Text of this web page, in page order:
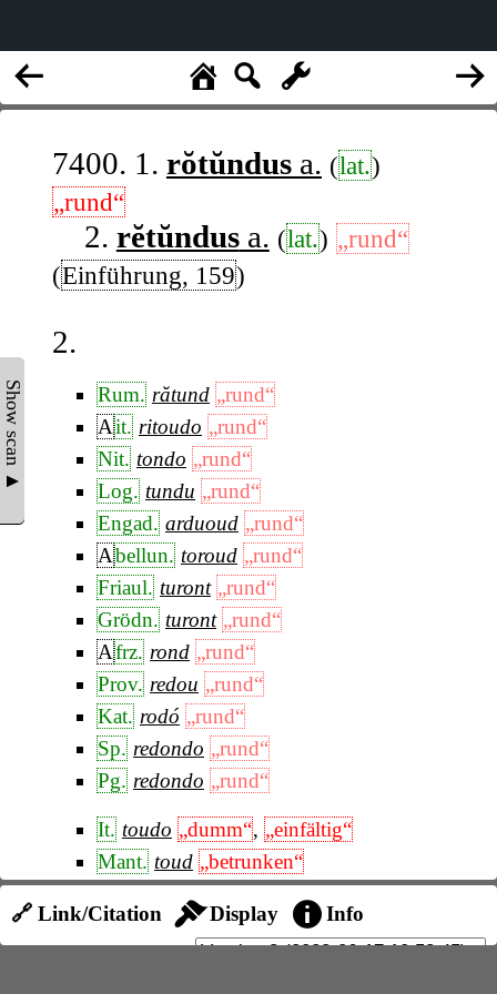
Show scan ▲
7400. 1. rŏtŭndus a. (lat.)
„rund“
2. rĕtŭndusa. (lat.) „rund“
(Einführung, 159)
2.
Rum. rătund „rund“
Ait. ritoudo „rund“
Nit. tondo „rund“
Log. tundu „rund“
Engad. arduoud „rund“
Abellun. toroud „rund“
Friaul. turont „rund“
Grödn. turont „rund“
Afrz. rond „rund“
Prov. redou „rund“
Kat. rodó „rund“
Sp. redondo „rund“
Pg. redondo „rund“
It. toudo „dumm“, „einfältig“
Mant. toud „betrunken“
Piem. arioudin „Kleie“
Piac. ardond „Kleie“ Huonder, RF., 11,
🔗 Link/Citation Display Info